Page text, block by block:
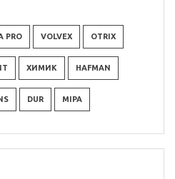
PRO VOLVEX OTRIX
ХИМИК HAFMAN
DUR MIPA